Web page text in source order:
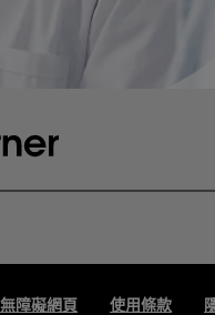
無障礙網頁 使用條款